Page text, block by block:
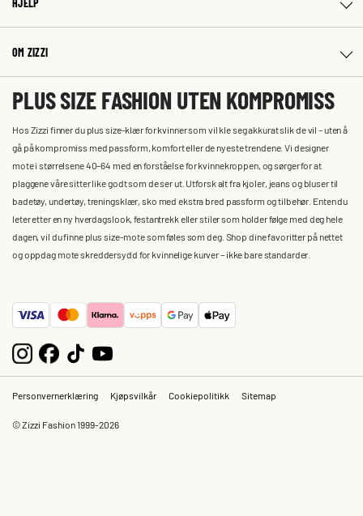
HJELP
OM ZIZZI
PLUS SIZE FASHION UTEN KOMPROMISS
Hos Zizzi finner du plus size-klær for kvinner som vil kle seg akkurat slik de vil – uten å
gå på kompromiss med passform, komfort eller de nyeste trendene. Vi designer
mote i størrelsene 40–64 med en forståelse for kvinnekroppen, og sørger for at
plaggene våre sitter like godt som de ser ut. Utforsk alt fra kjoler, jeans og bluser til
badetøy, undertøy, treningsklær, sko med ekstra bred passform og tilbehør. Enten du
leter etter en ny hverdagslook, festantrekk eller stiler som holder følge med deg hele
dagen, vil du finne plus size-mote som føles som deg. Shop dine favoritter på nettet
og oppdag mote skreddersydd for kvinnelige kurver – ikke bare standarder.
Personvernerklæring Kjøpsvilkår Cookiepolitikk Sitemap
© Zizzi Fashion 1999-2026